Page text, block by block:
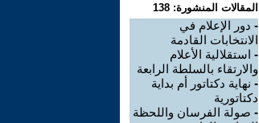
المقالات المنشورة: 138
- دور الإعلام في
الانتخابات القادمة
- استقلالية الأعلام
والارتقاء بالسلطة الرابعة
- نهاية دكتاتور أم بداية
دكتاتورية
- صولة الفرسان واللحظة